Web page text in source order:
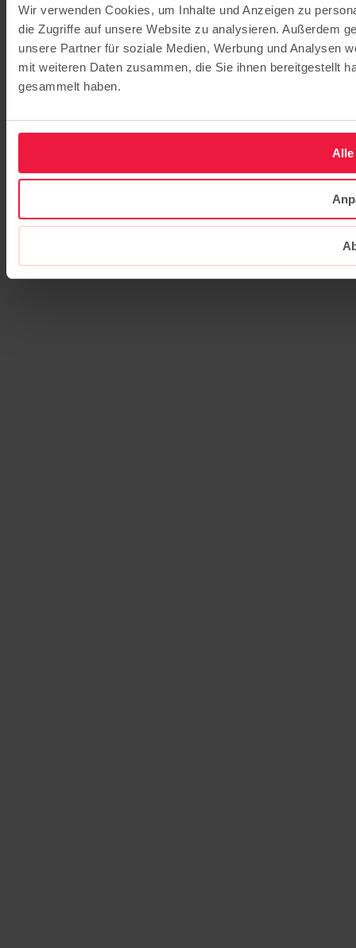
Wir verwenden Cookies, um Inhalte und Anzeigen zu
die Zugriffe auf unsere Website zu analysieren. Außerdem
unsere Partner für soziale Medien, Werbung und Analysen
mit weiteren Daten zusammen, die Sie ihnen bereitgestellt
gesammelt haben.
Alle